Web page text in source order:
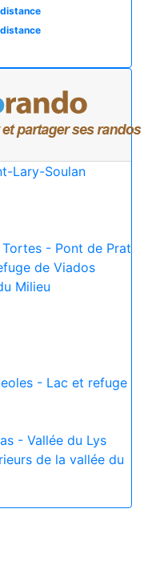
distance
Lary-Soulan
- Pont de Prat
de Viados
Milieu
- Lac et refuge
- Vallée du Lys
de la vallée du